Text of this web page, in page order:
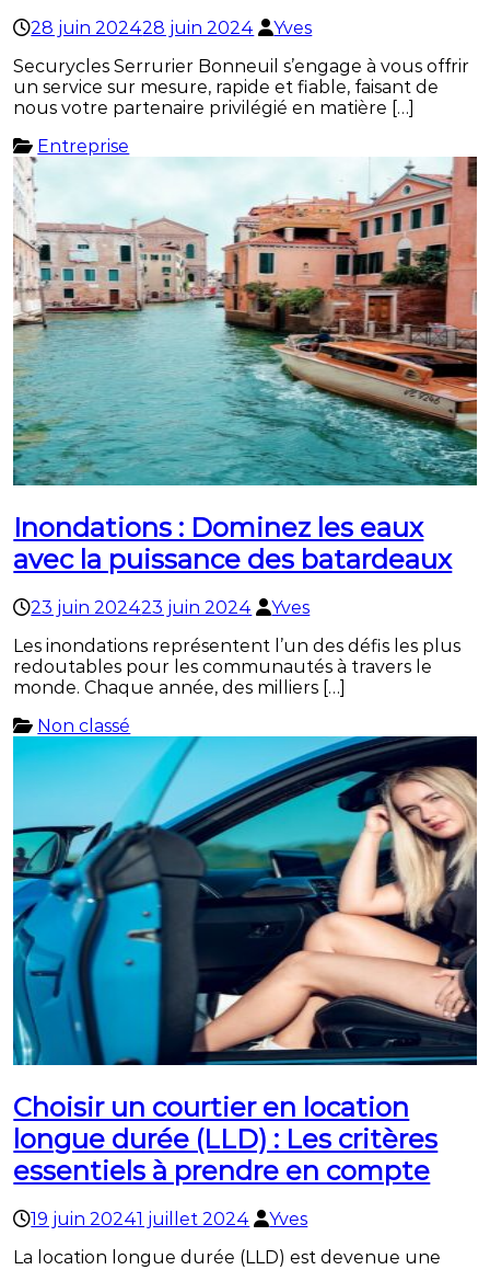
28 juin 202428 juin 2024
Yves
Securycles Serrurier Bonneuil s’engage à vous offrir
un service sur mesure, rapide et fiable, faisant de
nous votre partenaire privilégié en matière […]
Entreprise
Inondations : Dominez les eaux
avec la puissance des batardeaux
23 juin 202423 juin 2024
Yves
Les inondations représentent l’un des défis les plus
redoutables pour les communautés à travers le
monde. Chaque année, des milliers […]
Non classé
Choisir un courtier en location
longue durée (LLD) : Les critères
essentiels à prendre en compte
19 juin 20241 juillet 2024
Yves
La location longue durée (LLD) est devenue une